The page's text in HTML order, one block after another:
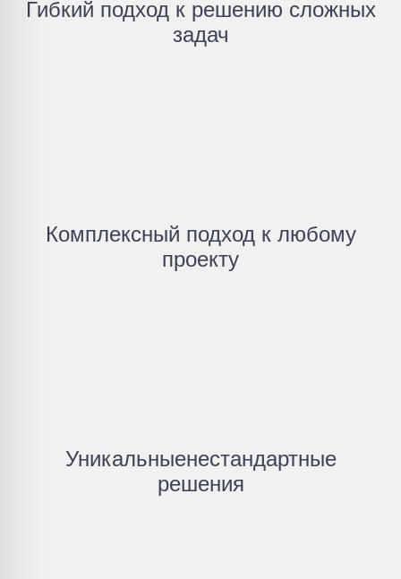
Гибкий подход к решению сложных
задач
Комплексный подход к любому
проекту
Уникальныенестандартные
решения